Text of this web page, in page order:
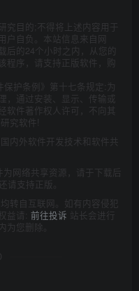
究目的;不得将上述内容用于
户自负。本站信息来自网
后的24个小时之内，从您的
程序，请支持正版软件，购
护条例》第十七条规定:为
，通过安装、显示、传输或
软件著作权人许可，不向其
究软件!
内外软件开发技术和软件共
网络共享资源，请于下载后
请支持正版。
转自互联网。如有内容侵犯
益请: 前往投诉 站长会进行
您删除。